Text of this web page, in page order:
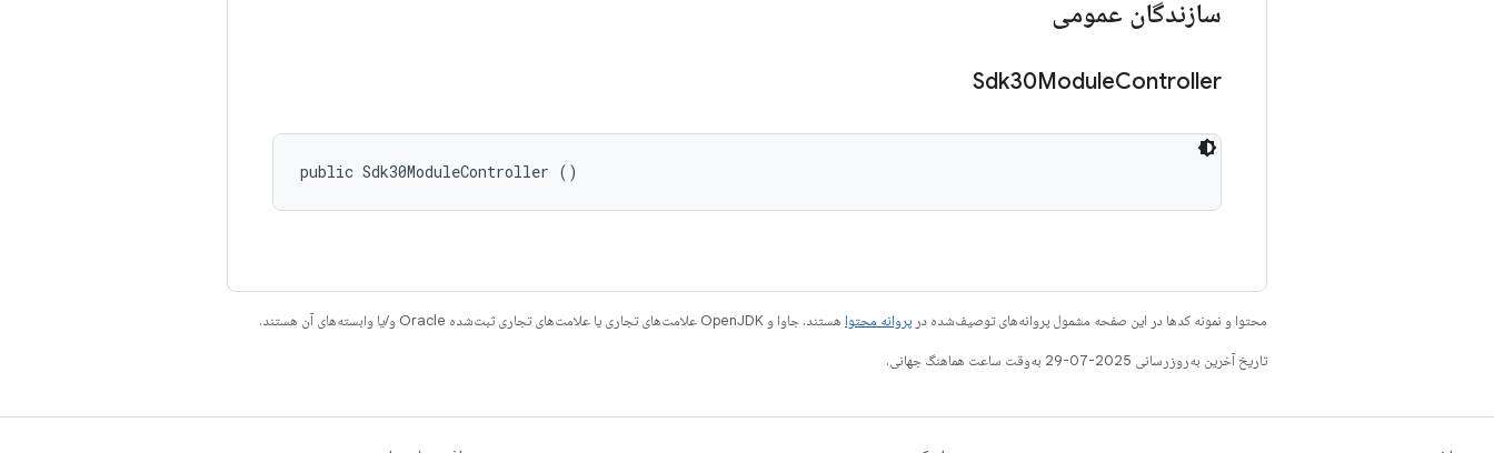
سازندگان عمومی
Sdk30ModuleController
public Sdk30ModuleController ()
محتوا و نمونه کدها در این صفحه مشمول پروانه‌های توصیف‌شده در پروانه محتوا هستند. جاوا و OpenJDK علامت‌های تجاری یا علامت‌های تجاری ثبت‌شده Oracle و/یا وابسته‌های آن هستند.
تاریخ آخرین به‌روزرسانی 2025-07-29 به‌وقت ساعت هماهنگ جهانی.